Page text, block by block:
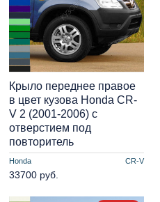
Honda CR-V
Крыло переднее правое
в цвет кузова Honda CR-
V 2 (2001-2006) с
отверстием под
повторитель
33700 руб.